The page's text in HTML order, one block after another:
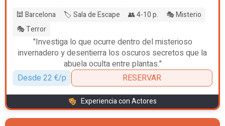
🕍 Barcelona 🏷️ Sala de Escape 👥 4-10 p.
🎭 Misterio
🎭 Terror
"Investiga lo que ocurre dentro del misterioso
invernadero y desentierra los oscuros secretos que la
abuela oculta entre plantas."
Desde 22 €/p
RESERVAR
Experiencia con Actores